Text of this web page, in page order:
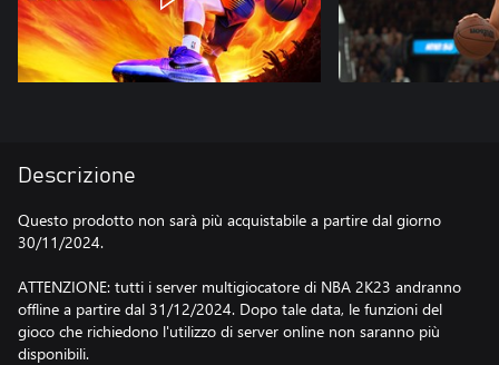
Descrizione
Questo prodotto non sarà più acquistabile a partire dal giorno
30/11/2024.
ATTENZIONE: tutti i server multigiocatore di NBA 2K23 andranno
offline a partire dal 31/12/2024. Dopo tale data, le funzioni del
gioco che richiedono l'utilizzo di server online non saranno più
disponibili.